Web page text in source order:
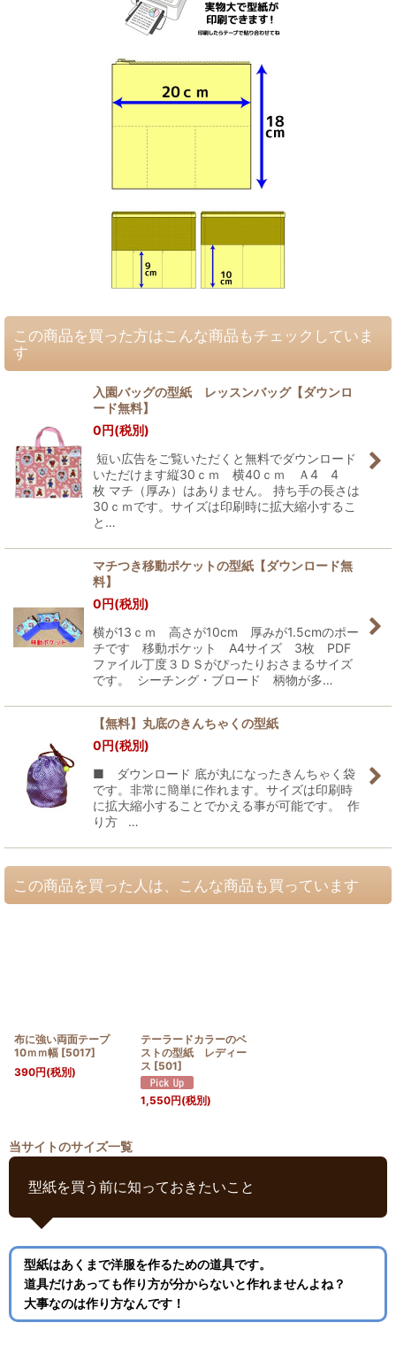
この商品を買った方はこんな商品もチェックしていま
す
入園バッグの型紙 レッスンバッグ【ダウンロ
ード無料】
0円(税別)
短い広告をご覧いただくと無料でダウンロード
いただけます縦30ｃｍ 横40ｃｍ Ａ4 4
枚 マチ（厚み）はありません。 持ち手の長さは
30ｃｍです。サイズは印刷時に拡大縮小するこ
と…
マチつき移動ポケットの型紙【ダウンロード無
料】
0円(税別)
横が13ｃｍ 高さが10cm 厚みが1.5cmのポー
チです 移動ポケット A4サイズ 3枚 PDF
ファイル丁度３ＤＳがぴったりおさまるサイズ
です。 シーチング・ブロード 柄物が多…
【無料】丸底のきんちゃくの型紙
0円(税別)
■ ダウンロード 底が丸になったきんちゃく袋
です。非常に簡単に作れます。サイズは印刷時
に拡大縮小することでかえる事が可能です。 作
り方 …
この商品を買った人は、こんな商品も買っています
布に強い両面テープ
10ｍｍ幅 [5017]
390円(税別)
テーラードカラーのベ
ストの型紙 レディー
ス [501]
1,550円(税別)
当サイトのサイズ一覧
型紙を買う前に知っておきたいこと
型紙はあくまで洋服を作るための道具です。
道具だけあっても作り方が分からないと作れませんよね？
大事なのは作り方なんです！